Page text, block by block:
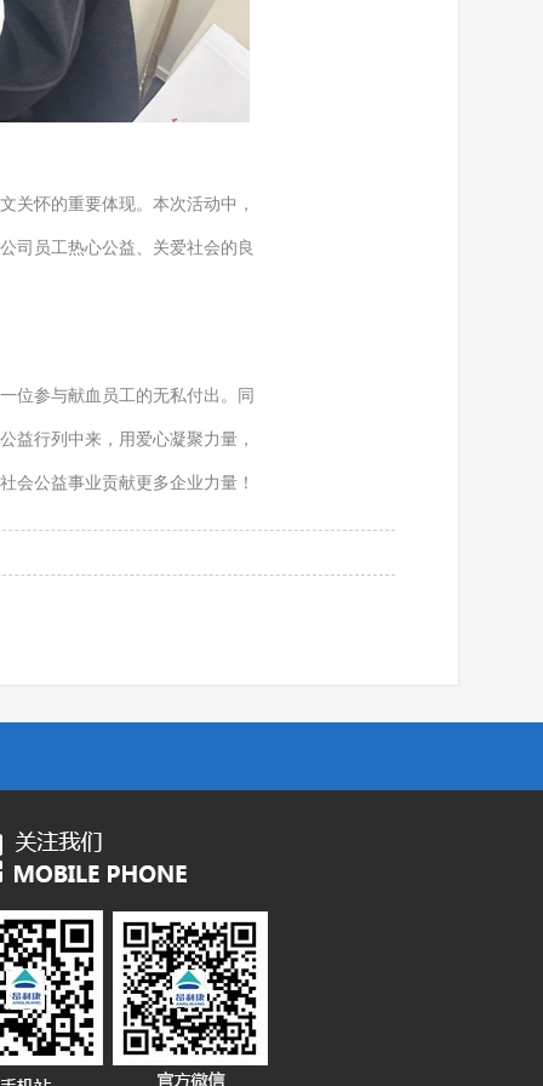
关怀的重要体现。本次活动中，
司员工热心公益、关爱社会的良
位参与献血员工的无私付出。同
益行列中来，用爱心凝聚力量，
会公益事业贡献更多企业力量！